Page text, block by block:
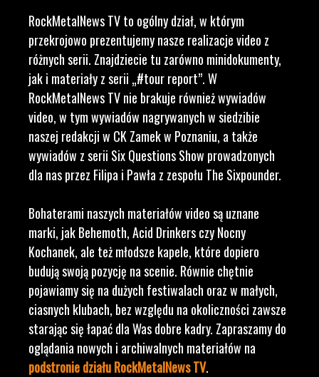
RockMetalNews TV to ogólny dział, w którym
przekrojowo prezentujemy nasze realizacje video z
różnych serii. Znajdziecie tu zarówno minidokumenty,
jak i materiały z serii „#tour report”. W
RockMetalNews TV nie brakuje również wywiadów
video, w tym wywiadów nagrywanych w siedzibie
naszej redakcji w CK Zamek w Poznaniu, a także
wywiadów z serii Six Questions Show prowadzonych
dla nas przez Filipa i Pawła z zespołu The Sixpounder.
Bohaterami naszych materiałów video są uznane
marki, jak Behemoth, Acid Drinkers czy Nocny
Kochanek, ale też młodsze kapele, które dopiero
budują swoją pozycję na scenie. Równie chętnie
pojawiamy się na dużych festiwalach oraz w małych,
ciasnych klubach, bez względu na okoliczności zawsze
starając się łapać dla Was dobre kadry. Zapraszamy do
oglądania nowych i archiwalnych materiałów na
podstronie działu RockMetalNews TV.